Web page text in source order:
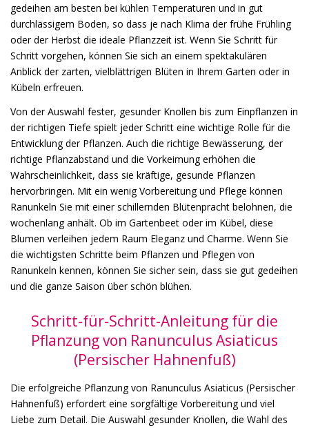
gedeihen am besten bei kühlen Temperaturen und in gut
durchlässigem Boden, so dass je nach Klima der frühe Frühling
oder der Herbst die ideale Pflanzzeit ist. Wenn Sie Schritt für
Schritt vorgehen, können Sie sich an einem spektakulären
Anblick der zarten, vielblättrigen Blüten in Ihrem Garten oder in
Kübeln erfreuen.
Von der Auswahl fester, gesunder Knollen bis zum Einpflanzen in
der richtigen Tiefe spielt jeder Schritt eine wichtige Rolle für die
Entwicklung der Pflanzen. Auch die richtige Bewässerung, der
richtige Pflanzabstand und die Vorkeimung erhöhen die
Wahrscheinlichkeit, dass sie kräftige, gesunde Pflanzen
hervorbringen. Mit ein wenig Vorbereitung und Pflege können
Ranunkeln Sie mit einer schillernden Blütenpracht belohnen, die
wochenlang anhält. Ob im Gartenbeet oder im Kübel, diese
Blumen verleihen jedem Raum Eleganz und Charme. Wenn Sie
die wichtigsten Schritte beim Pflanzen und Pflegen von
Ranunkeln kennen, können Sie sicher sein, dass sie gut gedeihen
und die ganze Saison über schön blühen.
Schritt-für-Schritt-Anleitung für die
Pflanzung von Ranunculus Asiaticus
(Persischer Hahnenfuß)
Die erfolgreiche Pflanzung von Ranunculus Asiaticus (Persischer
Hahnenfuß) erfordert eine sorgfältige Vorbereitung und viel
Liebe zum Detail. Die Auswahl gesunder Knollen, die Wahl des